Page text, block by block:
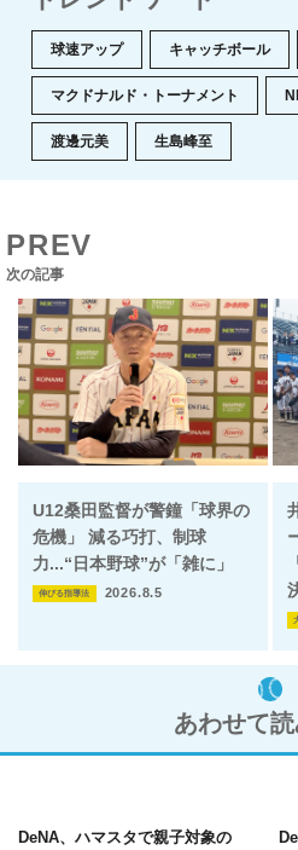
球速アップ キャッチボール
マクドナルド・トーナメント
渡邊元美 生島峰至
PREV
次の記事
U12桑田監督が警鐘「球界の
危機」 減る巧打、制球
力...“日本野球”が「雑に」
伸びる指導法 2026.8.5
あわせて
DeNA、ハマスタで親子対象の